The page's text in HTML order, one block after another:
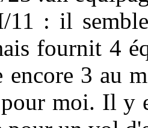
: il
fournit 4
encore 3 au
moi. Il y